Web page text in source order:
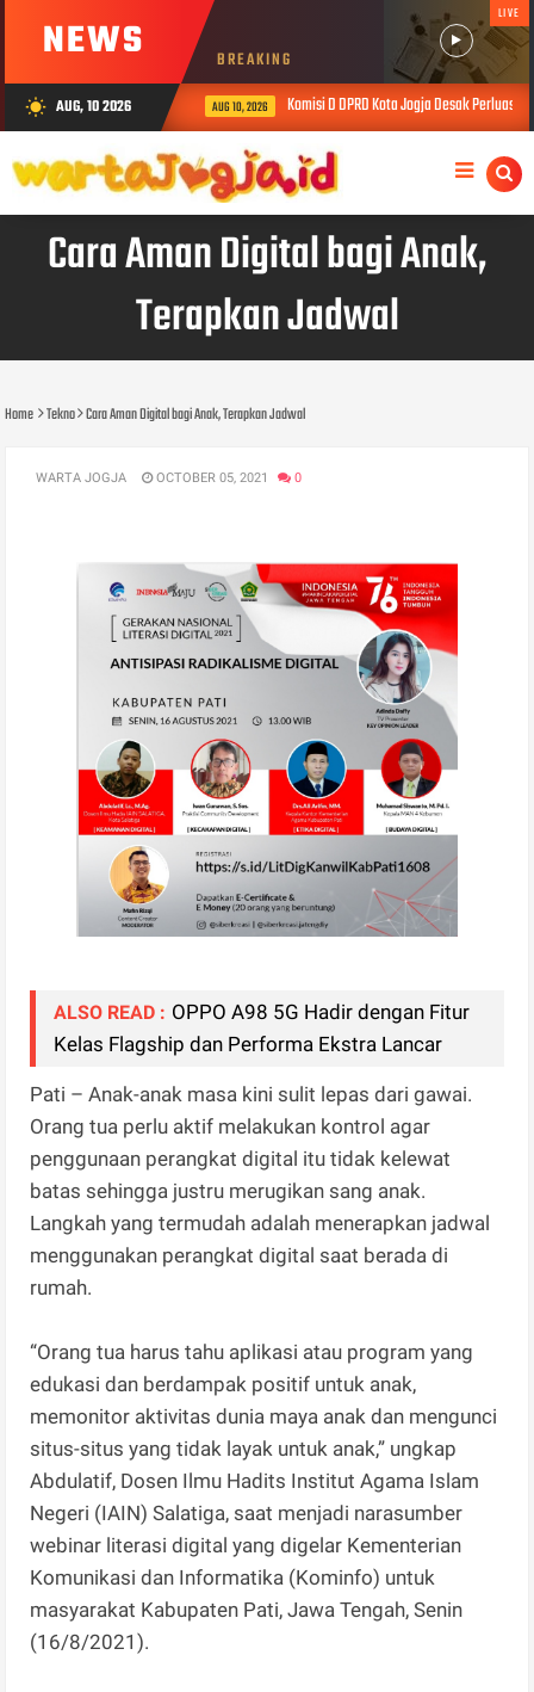
NEWS BREAKING
LIVE
wb_sunny AUG, 10 2026 AUG 10, 2026 Komisi D DPRD Kota Jogja Desak
Cara Aman Digital bagi Anak,
Terapkan Jadwal
Home Tekno Cara Aman Digital bagi Anak, Terapkan Jadwal
WARTA JOGJA OCTOBER 05, 2021 0
ALSO READ : OPPO A98 5G Hadir dengan Fitur
Kelas Flagship dan Performa Ekstra Lancar
Pati – Anak-anak masa kini sulit lepas dari gawai.
Orang tua perlu aktif melakukan kontrol agar
penggunaan perangkat digital itu tidak kelewat
batas sehingga justru merugikan sang anak.
Langkah yang termudah adalah menerapkan jadwal
menggunakan perangkat digital saat berada di
rumah.
“Orang tua harus tahu aplikasi atau program yang
edukasi dan berdampak positif untuk anak,
memonitor aktivitas dunia maya anak dan mengunci
situs-situs yang tidak layak untuk anak,” ungkap
Abdulatif, Dosen Ilmu Hadits Institut Agama Islam
Negeri (IAIN) Salatiga, saat menjadi narasumber
webinar literasi digital yang digelar Kementerian
Komunikasi dan Informatika (Kominfo) untuk
masyarakat Kabupaten Pati, Jawa Tengah, Senin
(16/8/2021).